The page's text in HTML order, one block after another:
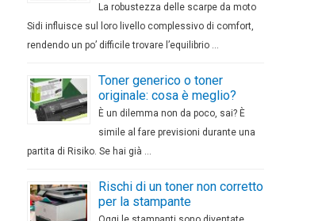
La robustezza delle scarpe da moto
Sidi influisce sul loro livello complessivo di comfort,
rendendo un po’ difficile trovare l’equilibrio …
Toner generico o toner
originale: cosa è meglio?
È un dilemma non da poco, sai? È
simile al fare previsioni durante una
partita di Risiko. Se hai già …
Rischi di un toner non corretto
per la stampante